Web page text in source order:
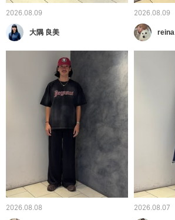
2026.08.09
大隅 良美
2026.08.09
reina
2026.08.08 2026.08.07